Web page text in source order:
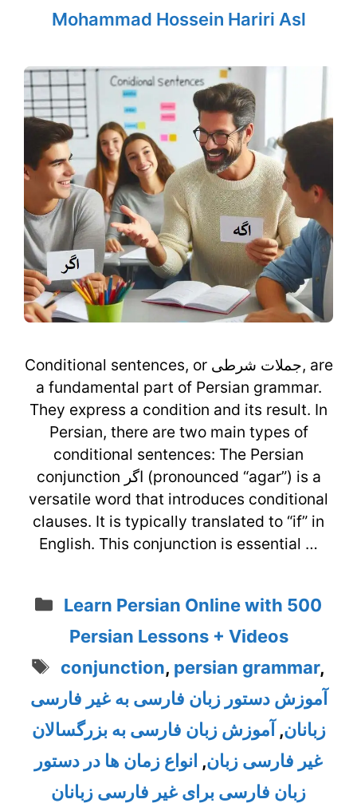
Mohammad Hossein Hariri Asl
Conditional sentences, or جملات شرطی, are
a fundamental part of Persian grammar.
They express a condition and its result. In
Persian, there are two main types of
conditional sentences: The Persian
conjunction اگر (pronounced “agar”) is a
versatile word that introduces conditional
clauses. It is typically translated to “if” in
English. This conjunction is essential …
Categories
Learn Persian Online with 500
Persian Lessons + Videos
Tags
conjunction, persian grammar,
آموزش دستور زبان فارسی به غیر فارسی
زبانان, آموزش زبان فارسی به بزرگسالان
غیر فارسی زبان, انواع زمان ها در دستور
زبان فارسی برای غیر فارسی زبانان